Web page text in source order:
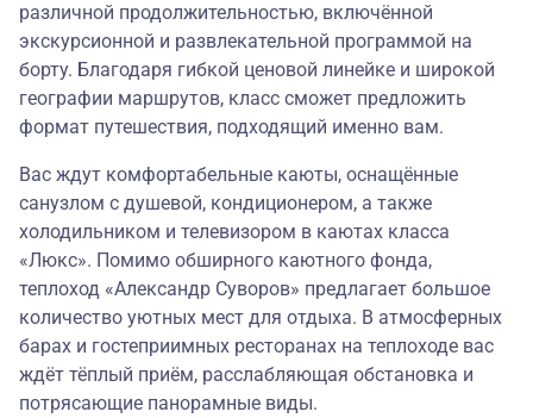
различной продолжительностью, включённой
экскурсионной и развлекательной программой на
борту. Благодаря гибкой ценовой линейке и широкой
географии маршрутов, класс сможет предложить
формат путешествия, подходящий именно вам.
Вас ждут комфортабельные каюты, оснащённые
санузлом с душевой, кондиционером, а также
холодильником и телевизором в каютах класса
«Люкс». Помимо обширного каютного фонда,
теплоход «Александр Суворов» предлагает большое
количество уютных мест для отдыха. В атмосферных
барах и гостеприимных ресторанах на теплоходе вас
ждёт тёплый приём, расслабляющая обстановка и
потрясающие панорамные виды.